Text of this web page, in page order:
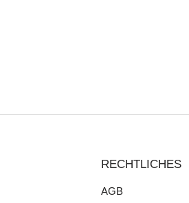
RECHTLICHES
AGB